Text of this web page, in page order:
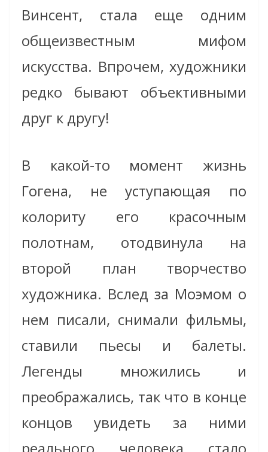
Винсент, стала еще одним
общеизвестным мифом
искусства. Впрочем, художники
редко бывают объективными
друг к другу!
В какой-то момент жизнь
Гогена, не уступающая по
колориту его красочным
полотнам, отодвинула на
второй план творчество
художника. Вслед за Моэмом о
нем писали, снимали фильмы,
ставили пьесы и балеты.
Легенды множились и
преображались, так что в конце
концов увидеть за ними